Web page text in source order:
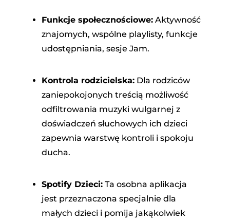
Funkcje społecznościowe:Aktywność
znajomych, wspólne playlisty, funkcje
udostępniania, sesje Jam.
Kontrola rodzicielska:Dla rodziców
zaniepokojonych treścią możliwość
odfiltrowania muzyki wulgarnej z
doświadczeń słuchowych ich dzieci
zapewnia warstwę kontroli i spokoju
ducha.
Spotify Dzieci:Ta osobna aplikacja
jest przeznaczona specjalnie dla
małych dzieci i pomija jakąkolwiek